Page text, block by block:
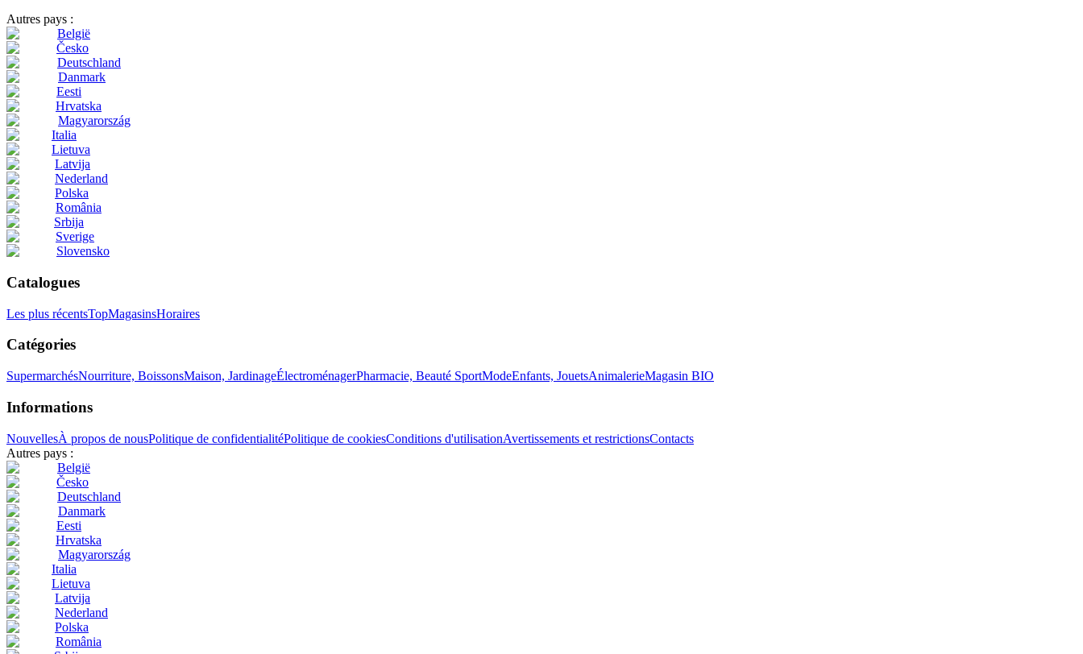
Autres pays :
België
Česko
Deutschland
Danmark
Eesti
Hrvatska
Magyarország
Italia
Lietuva
Latvija
Nederland
Polska
România
Srbija
Sverige
Slovensko
Catalogues
Les plus récentsTopMagasinsHoraires
Catégories
SupermarchésNourriture, BoissonsMaison, JardinageÉlectroménagerPharmacie, Beauté SportModeEnfants, JouetsAnimalerieMagasin BIO
Informations
NouvellesÀ propos de nousPolitique de confidentialitéPolitique de cookiesConditions d'utilisationAvertissements et restrictionsContacts
Autres pays :
België
Česko
Deutschland
Danmark
Eesti
Hrvatska
Magyarország
Italia
Lietuva
Latvija
Nederland
Polska
România